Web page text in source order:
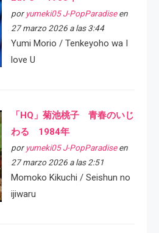
por yumeki05 J-PopParadiseen
27 marzo 2026 a las 3:44
Yumi Morio / Tenkeyoho wa I
love U
「HQ」菊池桃子 青春のいじ
わる 1984年
por yumeki05 J-PopParadiseen
27 marzo 2026 a las 2:51
Momoko Kikuchi / Seishun no
ijiwaru